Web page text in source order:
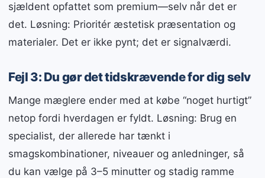
sjældent opfattet som premium—selv når det er
det. Løsning: Prioritér æstetisk præsentation og
materialer. Det er ikke pynt; det er signalværdi.
Fejl 3: Du gør det tidskrævende for dig selv
Mange mæglere ender med at købe “noget hurtigt”
netop fordi hverdagen er fyldt. Løsning: Brug en
specialist, der allerede har tænkt i
smagskombinationer, niveauer og anledninger, så
du kan vælge på 3–5 minutter og stadig ramme